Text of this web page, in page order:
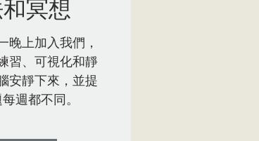
冥想
晚上加入我們，
習、可視化和靜
安靜下來，並提
週都不同。